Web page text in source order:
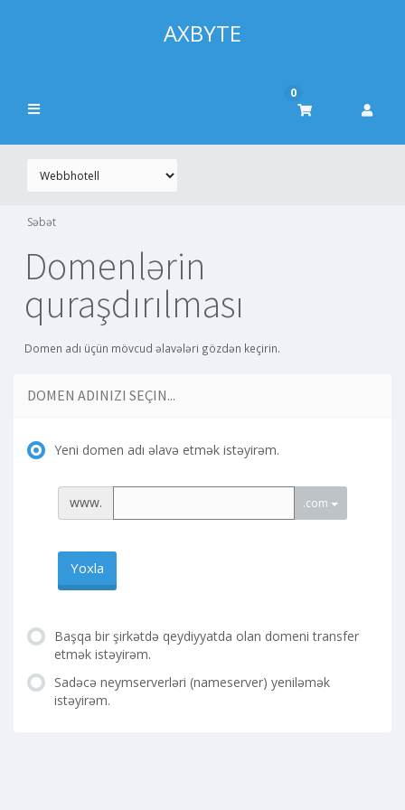
AXBYTE
0
Səbət
Domenlərin
quraşdırılması
Domen adı üçün mövcud əlavələri gözdən keçirin.
DOMEN ADINIZI SEÇIN...
Yeni domen adı əlavə etmək istəyirəm.
www. .com
Yoxla
Başqa bir şirkətdə qeydiyyatda olan domeni transfer
etmək istəyirəm.
Sadəcə neymserverləri (nameserver) yeniləmək
istəyirəm.